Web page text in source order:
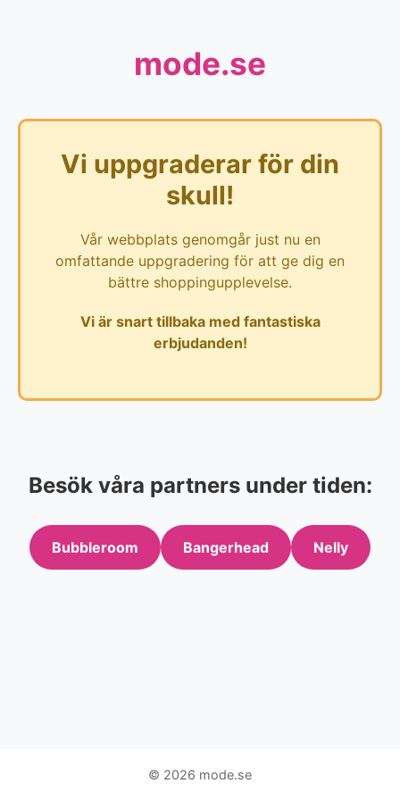
mode.se
Vi uppgraderar för din
skull!
Vår webbplats genomgår just nu en
omfattande uppgradering för att ge dig en
bättre shoppingupplevelse.
Vi är snart tillbaka med fantastiska
erbjudanden!
Besök våra partners under tiden:
Bubbleroom Bangerhead Nelly
© 2026 mode.se